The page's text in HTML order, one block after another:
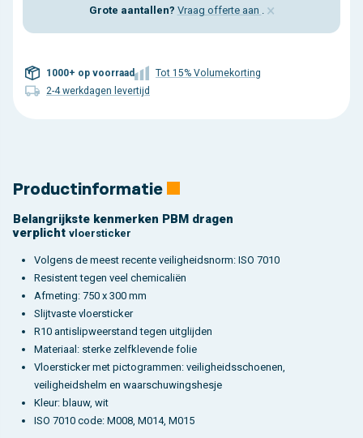
Grote aantallen? Vraag offerte aan ×
1000+ op voorraad
Tot 15% Volumekorting
2-4 werkdagen levertijd
Productinformatie
Belangrijkste kenmerken PBM dragen
verplicht vloersticker
Volgens de meest recente veiligheidsnorm: ISO 7010
Resistent tegen veel chemicaliën
Afmeting: 750 x 300 mm
Slijtvaste vloersticker
R10 antislipweerstand tegen uitglijden
Materiaal: sterke zelfklevende folie
Vloersticker met pictogrammen: veiligheidsschoenen,
veiligheidshelm en waarschuwingshesje
Kleur: blauw, wit
ISO 7010 code: M008, M014, M015